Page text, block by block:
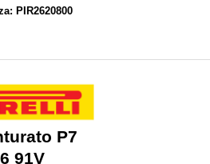
PIR2620800
P7
91V